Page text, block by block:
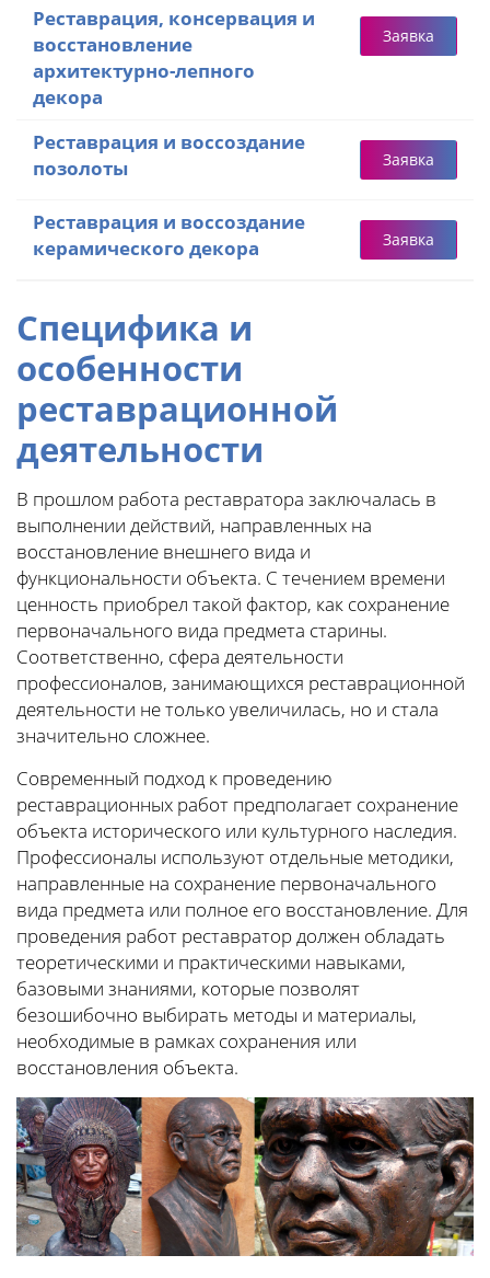
Реставрация, консервация и
восстановление
архитектурно-лепного
декора
Заявка
Реставрация и воссоздание
позолоты
Заявка
Реставрация и воссоздание
керамического декора
Заявка
Специфика и
особенности
реставрационной
деятельности
В прошлом работа реставратора заключалась в
выполнении действий, направленных на
восстановление внешнего вида и
функциональности объекта. С течением времени
ценность приобрел такой фактор, как сохранение
первоначального вида предмета старины.
Соответственно, сфера деятельности
профессионалов, занимающихся реставрационной
деятельности не только увеличилась, но и стала
значительно сложнее.
Современный подход к проведению
реставрационных работ предполагает сохранение
объекта исторического или культурного наследия.
Профессионалы используют отдельные методики,
направленные на сохранение первоначального
вида предмета или полное его восстановление. Для
проведения работ реставратор должен обладать
теоретическими и практическими навыками,
базовыми знаниями, которые позволят
безошибочно выбирать методы и материалы,
необходимые в рамках сохранения или
восстановления объекта.